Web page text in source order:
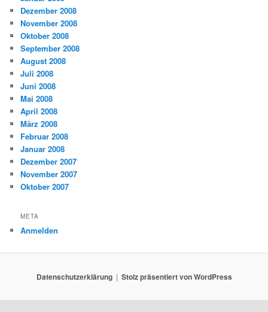
Dezember 2008
November 2008
Oktober 2008
September 2008
August 2008
Juli 2008
Juni 2008
Mai 2008
April 2008
März 2008
Februar 2008
Januar 2008
Dezember 2007
November 2007
Oktober 2007
META
Anmelden
Datenschutzerklärung Stolz präsentiert von WordPress